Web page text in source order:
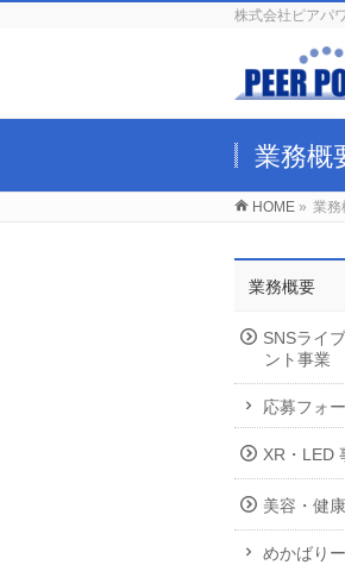
株式会社ピアパ
業務概
HOME » 業務
業務概要
SNSライ
ント事業
応募フォ
XR・LED
美容・健
めかばりー